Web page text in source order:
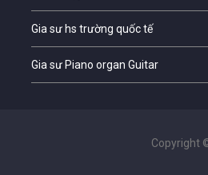
Gia sư hs trường quốc tế
Gia sư Piano organ Guitar
Copyright